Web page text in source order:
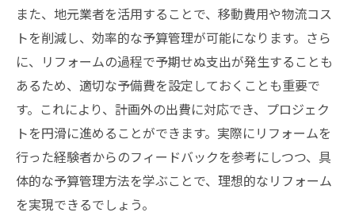
また、地元業者を活用することで、移動費用や物流コス
トを削減し、効率的な予算管理が可能になります。さら
に、リフォームの過程で予期せぬ支出が発生することも
あるため、適切な予備費を設定しておくことも重要で
す。これにより、計画外の出費に対応でき、プロジェク
トを円滑に進めることができます。実際にリフォームを
行った経験者からのフィードバックを参考にしつつ、具
体的な予算管理方法を学ぶことで、理想的なリフォーム
を実現できるでしょう。